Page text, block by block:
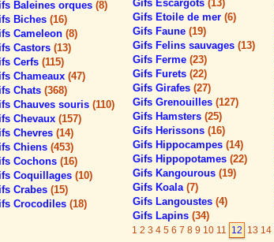
Baleines orques (8)
Biches (16)
Cameleon (8)
Castors (13)
Cerfs (115)
Chameaux (47)
Chats (368)
Chauves souris (110)
Chevaux (157)
Chevres (14)
Chiens (453)
Cochons (16)
Coquillages (10)
Crabes (15)
Crocodiles (18)
Gifs Escargots (13)
Gifs Etoile de mer (6)
Gifs Faune (19)
Gifs Felins sauvages (13)
Gifs Ferme (23)
Gifs Furets (22)
Gifs Girafes (27)
Gifs Grenouilles (127)
Gifs Hamsters (25)
Gifs Herissons (16)
Gifs Hippocampes (14)
Gifs Hippopotames (22)
Gifs Kangourous (19)
Gifs Koala (7)
Gifs Langoustes (4)
Gifs Lapins (34)
1 2 3 4 5 6 7 8 9 10 11 12 13 14